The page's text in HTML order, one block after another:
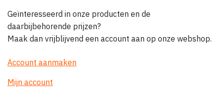
Geïnteresseerd in onze producten en de
daarbijbehorende prijzen?
Maak dan vrijblijvend een account aan op onze webshop.
Account aanmaken
Mijn account